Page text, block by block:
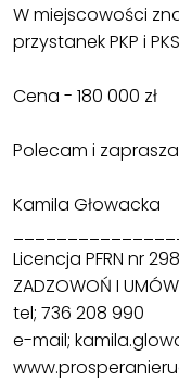
W miejscowości
przystanek PKP i
Cena - 180 000 zł
Polecam i
Kamila Głowacka
Licencja PFRN nr
ZADZOWOŃ I UMÓW
tel; 736 208 990
e-mail;